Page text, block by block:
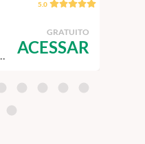
5.0
GRATUITO
ACESSAR